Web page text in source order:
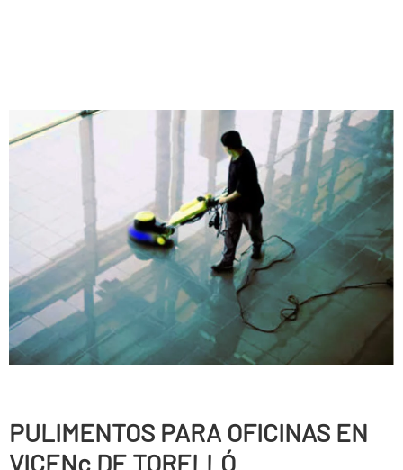
PULIMENTOS PARA OFICINAS EN
VICENç DE TORELLÓ